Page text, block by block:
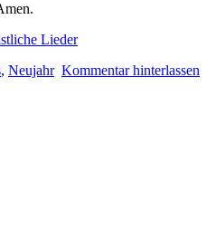
Lieder
, Neujahr Kommentar hinterlassen